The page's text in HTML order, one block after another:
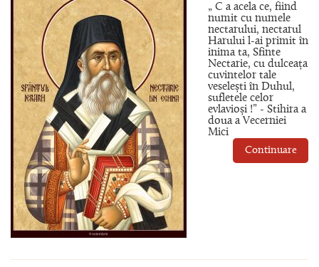
„ C a acela ce, fiind
numit cu numele
nectarului, nectarul
Harului l-ai primit în
inima ta, Sfinte
Nectarie, cu dulceața
cuvintelor tale
veselești în Duhul,
sufletele celor
evlavioși !” - Stihira a
doua a Vecerniei
Mici
Continuare